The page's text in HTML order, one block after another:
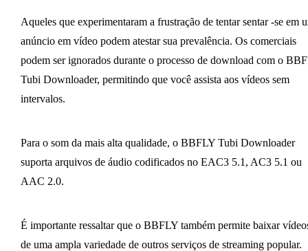
Aqueles que experimentaram a frustração de tentar sentar -se em
anúncio em vídeo podem atestar sua prevalência. Os comerciais
podem ser ignorados durante o processo de download com o
Tubi Downloader, permitindo que você assista aos vídeos sem
intervalos.
Para o som da mais alta qualidade, o BBFLY Tubi Downloader
suporta arquivos de áudio codificados no EAC3 5.1, AC3 5.1 ou
AAC 2.0.
É importante ressaltar que o BBFLY também permite baixar
de uma ampla variedade de outros serviços de streaming popular.